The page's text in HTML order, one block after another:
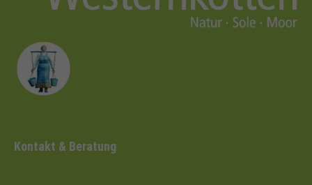
Kontakt & Beratung